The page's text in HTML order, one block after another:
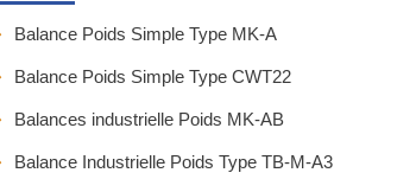
Balance Poids Simple Type MK-A
Balance Poids Simple Type CWT22
Balances industrielle Poids MK-AB
Balance Industrielle Poids Type TB-M-A3